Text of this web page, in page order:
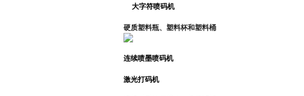
大字符喷码机
硬质塑料瓶、塑料杯和塑料桶
连续喷墨喷码机
激光打码机